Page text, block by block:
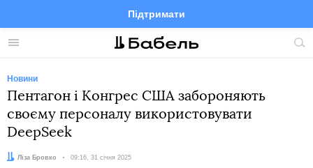
Меню
Підтримати
FacebookTelegramTwitter
Новини
Пентагон і Конгрес США забороняють
своєму персоналу використовувати
DeepSeek
Автор:
Ліза Бровко Дата:
09:16, 31 січня 2025